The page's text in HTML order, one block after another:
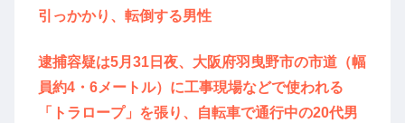
引っかかり、転倒する男性
逮捕容疑は5月31日夜、大阪府羽曳野市の市道（幅
員約4・6メートル）に工事現場などで使われる
「トラロープ」を張り、自転車で通行中の20代男